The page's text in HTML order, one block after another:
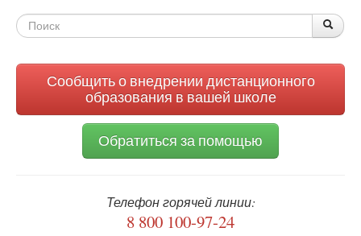
России
Форма
Сообщить о внедрении дистанционного
образования в вашей школе
Обратиться за помощью
Телефон горячей линии:
8 800 100-97-24